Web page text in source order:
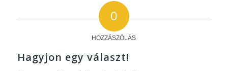
0
HOZZÁSZÓLÁS
Hagyjon egy választ!